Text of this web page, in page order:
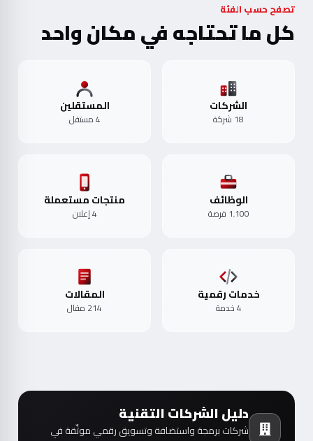
تصفح حسب الفئة
كل ما تحتاجه في مكان واحد
الشركات
18 شركة
المستقلين
4 مستقل
الوظائف
1٬100 فرصة
منتجات مستعملة
4 إعلان
خدمات رقمية
4 خدمة
المقالات
214 مقال
دليل الشركات التقنية
شركات برمجة واستضافة وتسويق رقمي موثّقة في